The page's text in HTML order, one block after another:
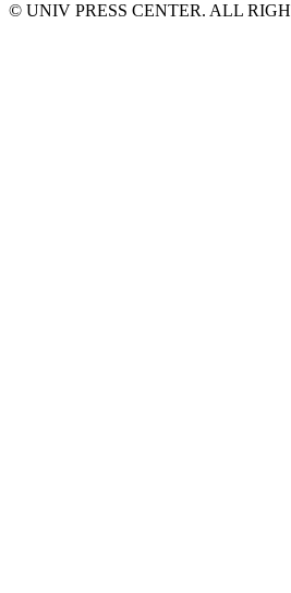
© UNIV PRESS CENTER. ALL